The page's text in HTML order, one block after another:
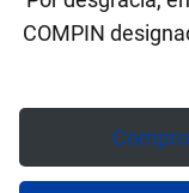
COMPIN